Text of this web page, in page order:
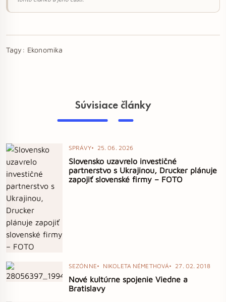
Tagy: Ekonomika
Súvisiace články
SPRÁVY 25. 06. 2026
Slovensko uzavrelo investičné
partnerstvo s Ukrajinou, Drucker plánuje
zapojiť slovenské firmy – FOTO
SEZÓNNE NIKOLETA NÉMETHOVÁ 27. 02. 2018
Nové kultúrne spojenie Viedne a
Bratislavy